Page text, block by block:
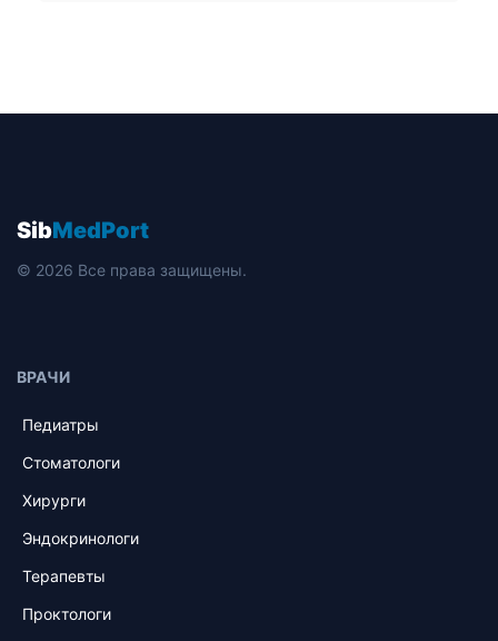
SibMedPort
© 2026 Все права защищены.
ВРАЧИ
Педиатры
Стоматологи
Хирурги
Эндокринологи
Терапевты
Проктологи